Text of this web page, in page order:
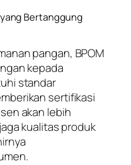
Bertanggung
pangan, BPOM
kepada
standar
sertifikasi
akan lebih
kualitas produk